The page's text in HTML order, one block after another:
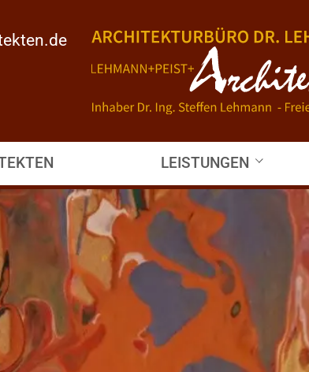
LEISTUNGEN
Leistungsspektrum
Projektübersicht